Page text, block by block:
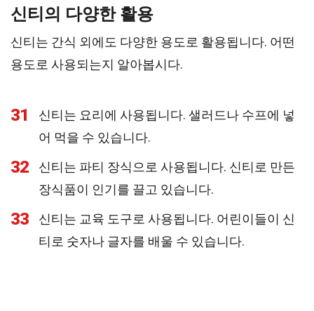
신티의 다양한 활용
신티는 간식 외에도 다양한 용도로 활용됩니다. 어떤
용도로 사용되는지 알아봅시다.
31
신티는 요리에 사용됩니다. 샐러드나 수프에 넣
어 먹을 수 있습니다.
32
신티는 파티 장식으로 사용됩니다. 신티로 만든
장식품이 인기를 끌고 있습니다.
33
신티는 교육 도구로 사용됩니다. 어린이들이 신
티로 숫자나 글자를 배울 수 있습니다.